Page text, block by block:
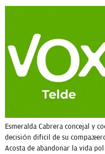
Esmeralda Cabrera concejal y
decisión dificil de su
Acosta de abandonar la vida